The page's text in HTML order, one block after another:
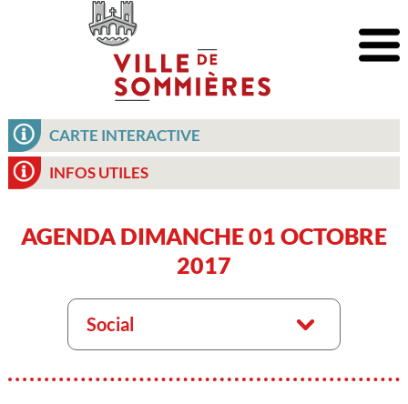
CARTE INTERACTIVE
INFOS UTILES
AGENDA DIMANCHE 01 OCTOBRE
2017
Social